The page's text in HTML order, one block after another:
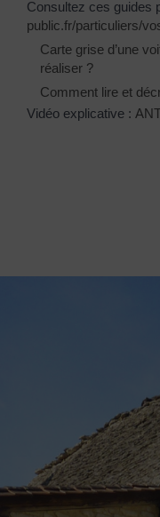
Consultez ces guides
public.fr/particuliers/
Carte grise d’une
réaliser ?
Comment lire et
Vidéo explicative :